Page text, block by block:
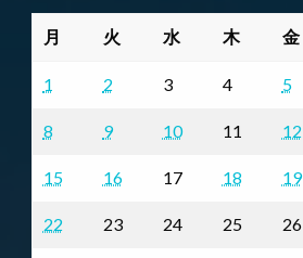
月 火 水 木 金
1 2 3 4 5
8 9 10 11 12
15 16 17 18 19
22 23 24 25 26